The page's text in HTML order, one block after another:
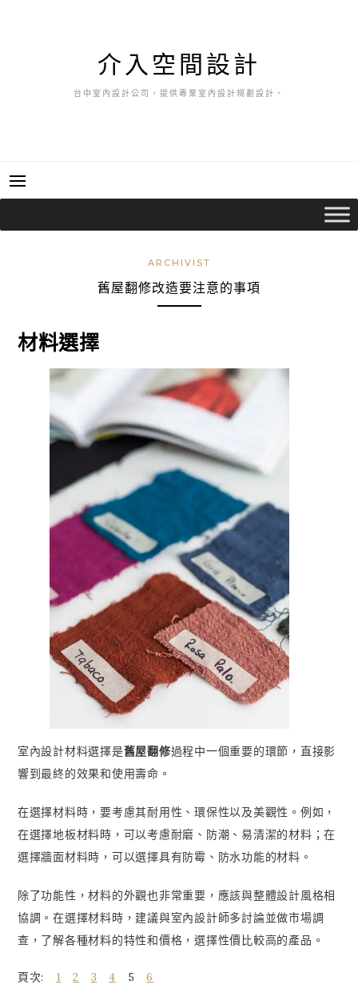
介入空間設計
台中室內設計公司，提供專業室內設計規劃設計。
ARCHIVIST
舊屋翻修改造要注意的事項
材料選擇
室內設計材料選擇是舊屋翻修過程中一個重要的環節，直接影
響到最終的效果和使用壽命。
在選擇材料時，要考慮其耐用性、環保性以及美觀性。例如，
在選擇地板材料時，可以考慮耐磨、防潮、易清潔的材料；在
選擇牆面材料時，可以選擇具有防霉、防水功能的材料。
除了功能性，材料的外觀也非常重要，應該與整體設計風格相
協調。在選擇材料時，建議與室內設計師多討論並做市場調
查，了解各種材料的特性和價格，選擇性價比較高的產品。
頁次: 1 2 3 4 5 6